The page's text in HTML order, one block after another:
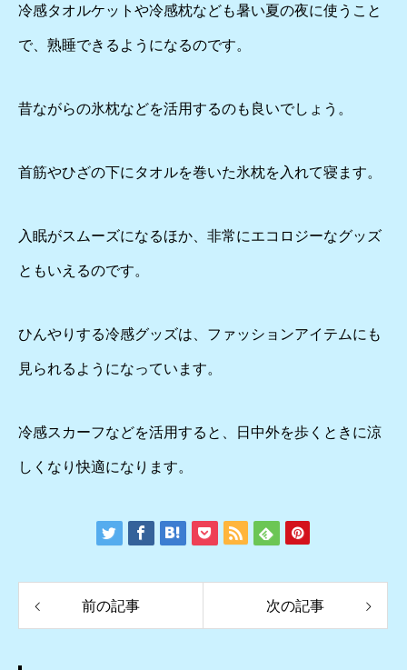
冷感タオルケットや冷感枕なども暑い夏の夜に使うこと
で、熟睡できるようになるのです。
昔ながらの氷枕などを活用するのも良いでしょう。
首筋やひざの下にタオルを巻いた氷枕を入れて寝ます。
入眠がスムーズになるほか、非常にエコロジーなグッズ
ともいえるのです。
ひんやりする冷感グッズは、ファッションアイテムにも
見られるようになっています。
冷感スカーフなどを活用すると、日中外を歩くときに涼
しくなり快適になります。
前の記事 次の記事